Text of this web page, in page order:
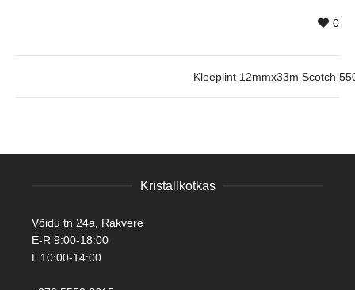
0
Kleeplint 12mmx33m Scotch
Kristallkotkas
Võidu tn 24a, Rakvere
E-R 9:00-18:00
L 10:00-14:00